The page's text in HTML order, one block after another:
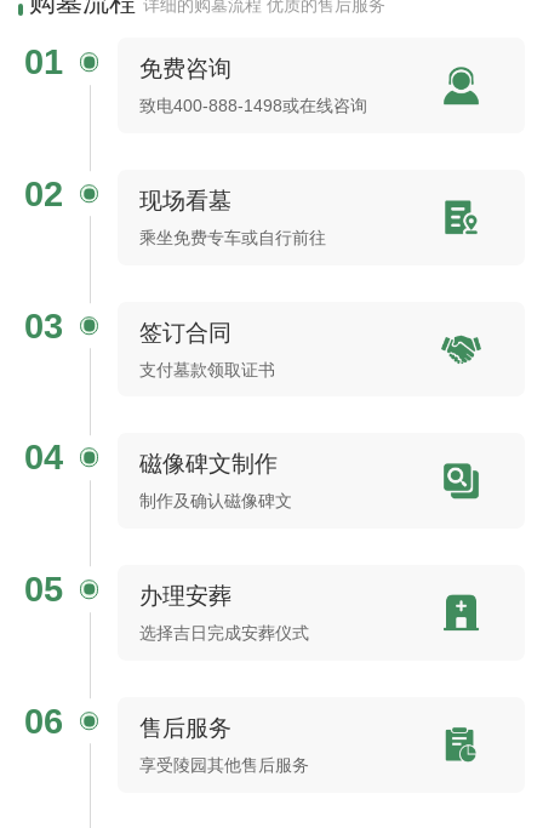
详细的购墓流程 优质的售后服务
01 免费咨询
致电400-888-1498或在线咨询
02 现场看墓
乘坐免费专车或自行前往
03 签订合同
支付墓款领取证书
04 磁像碑文制作
制作及确认磁像碑文
05 办理安葬
选择吉日完成安葬仪式
06 售后服务
享受陵园其他售后服务